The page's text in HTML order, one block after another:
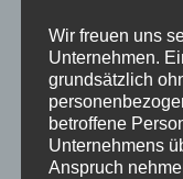
Wir freuen uns
Unternehmen.
grundsätzlich
betroffene
Unternehmens
Anspruch